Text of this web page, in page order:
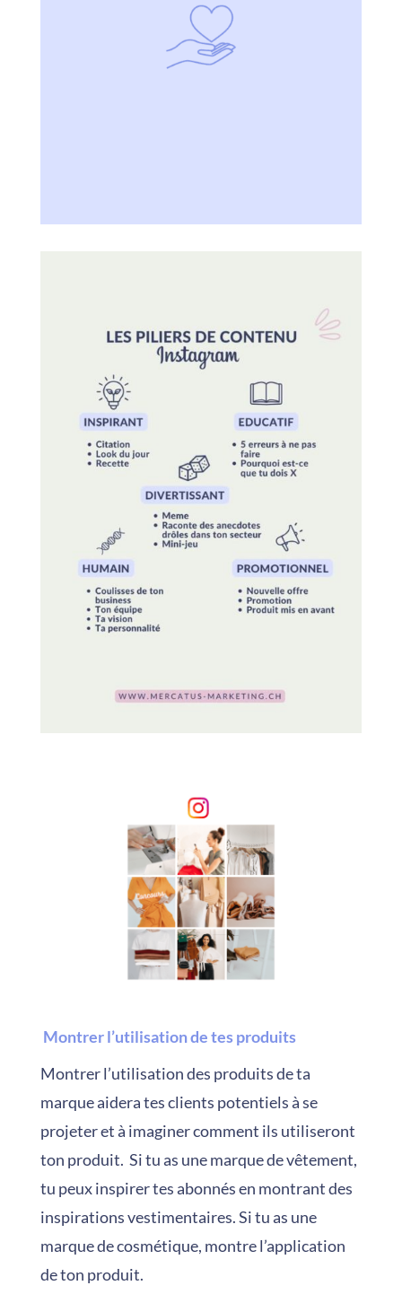
Montrer l’utilisation de tes produits
Montrer l’utilisation des produits de ta
marque aidera tes clients potentiels à se
projeter et à imaginer comment ils utiliseront
ton produit. Si tu as une marque de vêtement,
tu peux inspirer tes abonnés en montrant des
inspirations vestimentaires. Si tu as une
marque de cosmétique, montre l’application
de ton produit.